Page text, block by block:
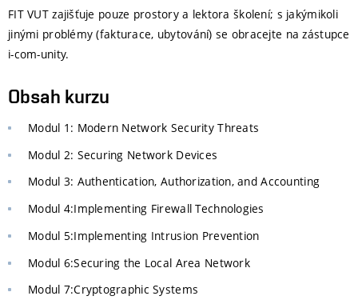
FIT VUT zajišťuje pouze prostory a lektora školení; s jakýmikoli
jinými problémy (fakturace, ubytování) se obracejte na zástupce
i-com-unity.
Obsah kurzu
Modul 1: Modern Network Security Threats
Modul 2: Securing Network Devices
Modul 3: Authentication, Authorization, and Accounting
Modul 4:Implementing Firewall Technologies
Modul 5:Implementing Intrusion Prevention
Modul 6:Securing the Local Area Network
Modul 7:Cryptographic Systems